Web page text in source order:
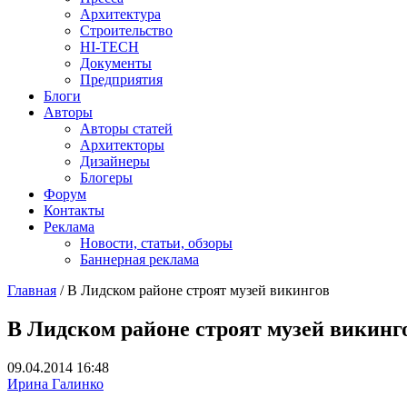
Архитектура
Строительство
HI-TECH
Документы
Предприятия
Блоги
Авторы
Авторы статей
Архитекторы
Дизайнеры
Блогеры
Форум
Контакты
Реклама
Новости, статьи, обзоры
Баннерная реклама
Главная / В Лидском районе строят музей викингов
В Лидском районе строят музей
09.04.2014 16:48
Ирина Галинко